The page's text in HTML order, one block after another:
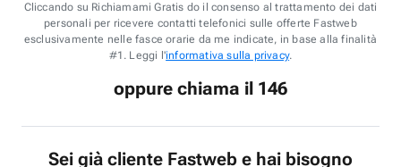
Cliccando su Richiamami Gratis do il consenso al trattamento dei dati
personali per ricevere contatti telefonici sulle offerte Fastweb
esclusivamente nelle fasce orarie da me indicate, in base alla finalità
#1. Leggi l'informativa sulla privacy.
oppure chiama il 146
Sei già cliente Fastweb e hai bisogno